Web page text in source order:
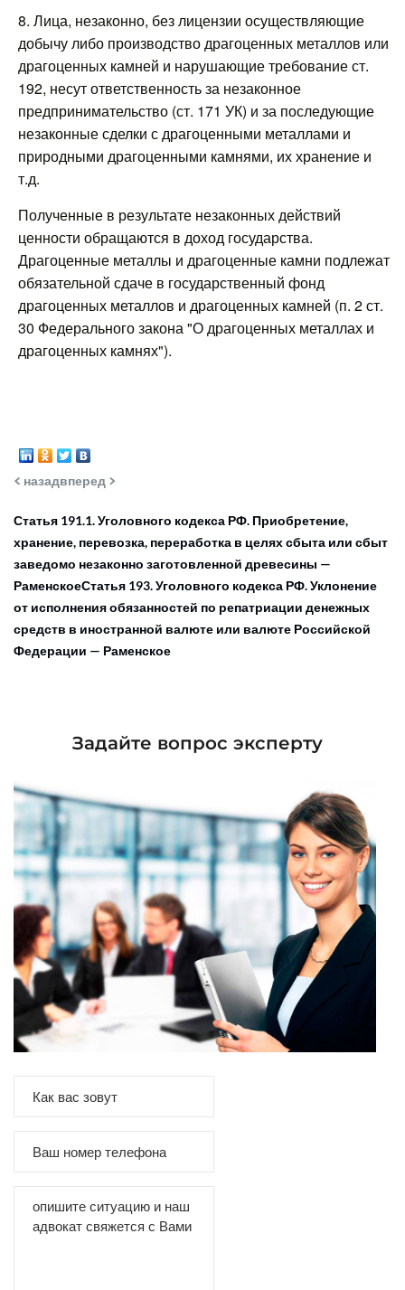
8. Лица, незаконно, без лицензии осуществляющие
добычу либо производство драгоценных металлов или
драгоценных камней и нарушающие требование ст.
192, несут ответственность за незаконное
предпринимательство (ст. 171 УК) и за последующие
незаконные сделки с драгоценными металлами и
природными драгоценными камнями, их хранение и
т.д.
Полученные в результате незаконных действий
ценности обращаются в доход государства.
Драгоценные металлы и драгоценные камни подлежат
обязательной сдаче в государственный фонд
драгоценных металлов и драгоценных камней (п. 2 ст.
30 Федерального закона "О драгоценных металлах и
драгоценных камнях").
< назадвперед >
Статья 191.1. Уголовного кодекса РФ. Приобретение,
хранение, перевозка, переработка в целях сбыта или сбыт
заведомо незаконно заготовленной древесины —
РаменскоеСтатья 193. Уголовного кодекса РФ. Уклонение
от исполнения обязанностей по репатриации денежных
средств в иностранной валюте или валюте Российской
Федерации — Раменское
Задайте вопрос эксперту